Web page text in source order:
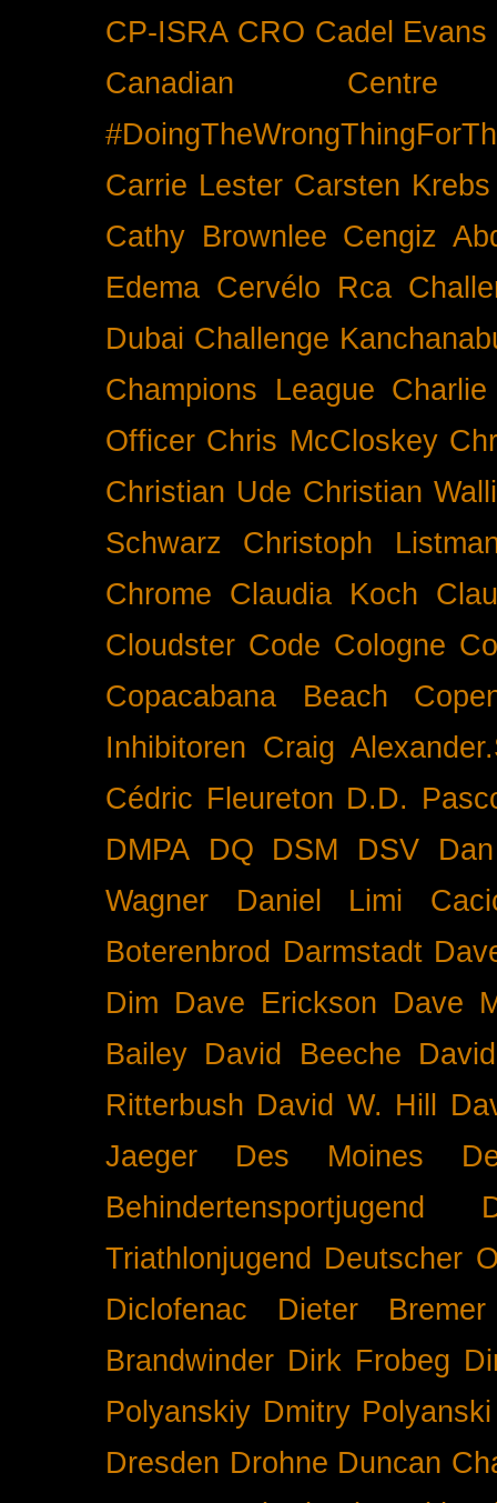
CP-ISRA CRO Cadel Evans
Canadian
Carrie Lester Carsten Krebs
Cathy Brownlee Cengiz
Edema Cervélo Rca
Dubai Challenge
Champions League
Officer Chris McCloskey
Christian Ude Christian
Schwarz
Christoph
Chrome Claudia Koch
Cloudster Code Cologne
Copacabana Beach
Inhibitoren Craig
Cédric Fleureton D.D.
DMPA
DQ DSM DSV
Wagner
Daniel Limi
Boterenbrod Darmstadt
Dim Dave Erickson Dave
Bailey David Beeche
Ritterbush David W. Hill
Jaeger
Des Moines
Behindertensportjugend
Triathlonjugend Deutscher
Diclofenac
Dieter Bremer
Brandwinder Dirk Frobeg
Polyanskiy Dmitry Polyanski
Dresden Drohne Duncan